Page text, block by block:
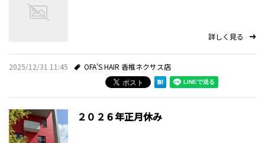
スペシャルメニュー
スタイリスト
ミルボンID発行サービス
詳しく見る
2025/12/31 11:45 OFA'S HAIR 香椎ネクサス店
２０２６年正月休み